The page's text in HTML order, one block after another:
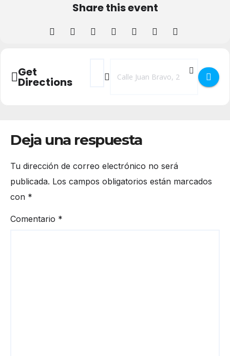
Share this event
Get
Directions
Address - Cursos y Talleres Centro
Destination Address - Cursos y
Deja una respuesta
Tu dirección de correo electrónico no será
publicada. Los campos obligatorios están marcados
con *
Comentario *